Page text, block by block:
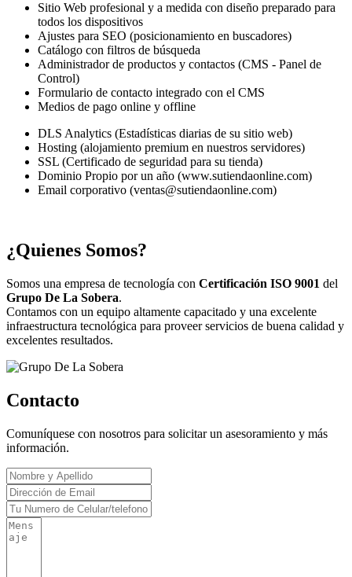
Sitio Web profesional y a medida con diseño preparado para
todos los dispositivos
Ajustes para SEO (posicionamiento en buscadores)
Catálogo con filtros de búsqueda
Administrador de productos y contactos (CMS - Panel de
Control)
Formulario de contacto integrado con el CMS
Medios de pago online y offline
DLS Analytics (Estadísticas diarias de su sitio web)
Hosting (alojamiento premium en nuestros servidores)
SSL (Certificado de seguridad para su tienda)
Dominio Propio por un año (www.sutiendaonline.com)
Email corporativo (ventas@sutiendaonline.com)
¿Quienes Somos?
Somos una empresa de tecnología con Certificación ISO 9001 del
Grupo De La Sobera.
Contamos con un equipo altamente capacitado y una excelente
infraestructura tecnológica para proveer servicios de buena calidad y
excelentes resultados.
Contacto
Comuníquese con nosotros para solicitar un asesoramiento y más
información.